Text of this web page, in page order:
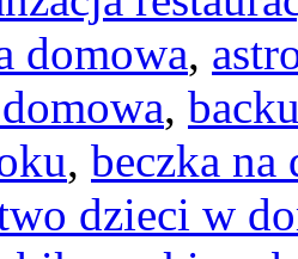
domowa,
,
, beczka na
dzieci w